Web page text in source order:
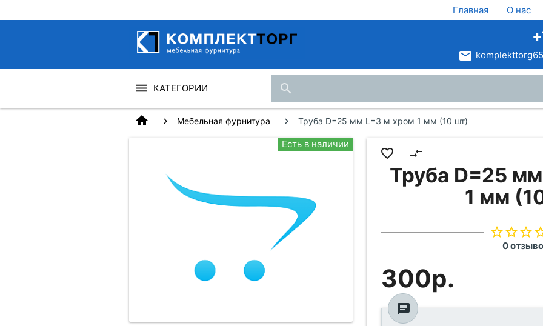
Главная О нас
email
КАТЕГОРИИ search
home Мебельная фурнитура Труба D=25 мм L=3 м хром 1 мм (10 шт)
Есть в наличии
favorite_border compare_arrows
Труба D=25
1 мм
star_borderstar_borderstar_border
0
300р.
chat